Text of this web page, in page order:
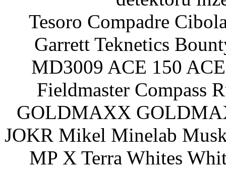
Tesoro Compadre
Garrett Teknetics
MD3009 ACE 150
Fieldmaster Compass
GOLDMAXX
JOKR Mikel Minelab
MP X Terra Whites